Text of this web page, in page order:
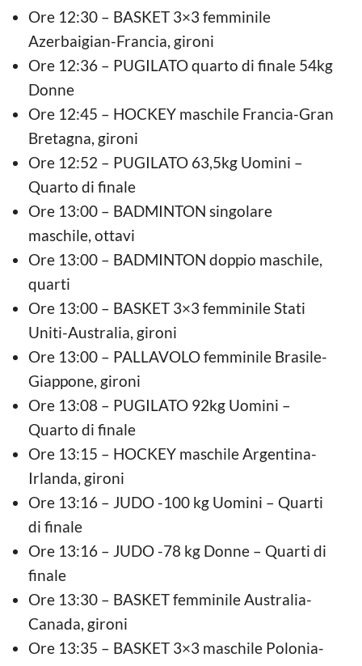
Ore 12:30 – BASKET 3×3 femminile
Azerbaigian-Francia, gironi
Ore 12:36 – PUGILATO quarto di finale 54kg
Donne
Ore 12:45 – HOCKEY maschile Francia-Gran
Bretagna, gironi
Ore 12:52 – PUGILATO 63,5kg Uomini –
Quarto di finale
Ore 13:00 – BADMINTON singolare
maschile, ottavi
Ore 13:00 – BADMINTON doppio maschile,
quarti
Ore 13:00 – BASKET 3×3 femminile Stati
Uniti-Australia, gironi
Ore 13:00 – PALLAVOLO femminile Brasile-
Giappone, gironi
Ore 13:08 – PUGILATO 92kg Uomini –
Quarto di finale
Ore 13:15 – HOCKEY maschile Argentina-
Irlanda, gironi
Ore 13:16 – JUDO -100 kg Uomini – Quarti
di finale
Ore 13:16 – JUDO -78 kg Donne – Quarti di
finale
Ore 13:30 – BASKET femminile Australia-
Canada, gironi
Ore 13:35 – BASKET 3×3 maschile Polonia-